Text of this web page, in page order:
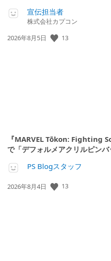
宣伝担当者
株式会社カプコン
公
2026年8月5日 13
『MARVEL Tōkon: Fighting
で「デフォルメアクリルピンバ
PS Blogスタッフ
公
2026年8月4日 13